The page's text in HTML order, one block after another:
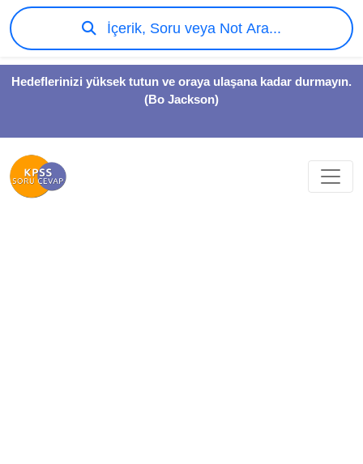
Hedeflerinizi yüksek tutun ve oraya ulaşana kadar durmayın.
(Bo Jackson)
İçerik, Soru veya Not Ara...